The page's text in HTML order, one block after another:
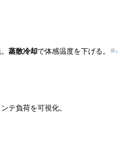
蒸散冷却で体感温度を下げる。
テ負荷を可視化。